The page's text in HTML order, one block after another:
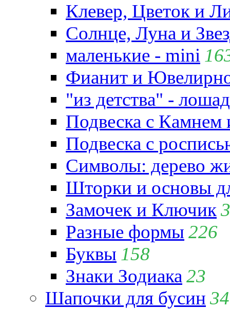
Клевер, Цветок и
Солнце, Луна и
маленькие - mini
Фианит и
"из детства" -
Подвеска с
Подвеска с
Символы: дерево
Шторки и основы
Замочек и Ключик
Разные формы 226
Буквы 158
Знаки Зодиака 23
Шапочки для бусин 34